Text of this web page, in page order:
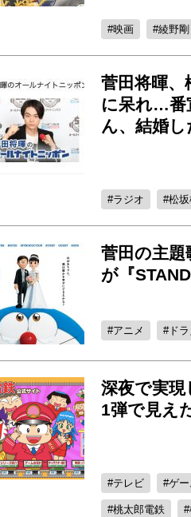
映画 綾野剛
菅田将暉、
に呆れ…番
ん、結婚し
ラジオ 松
菅田の主
が『
アニメ ド
深夜で実
1弾で見え
テレビ ゲー
桃太郎電鉄